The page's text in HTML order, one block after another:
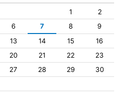
1
2
6 7 8
9
13 14 15
16
20 21 22
23
27 28 29
30